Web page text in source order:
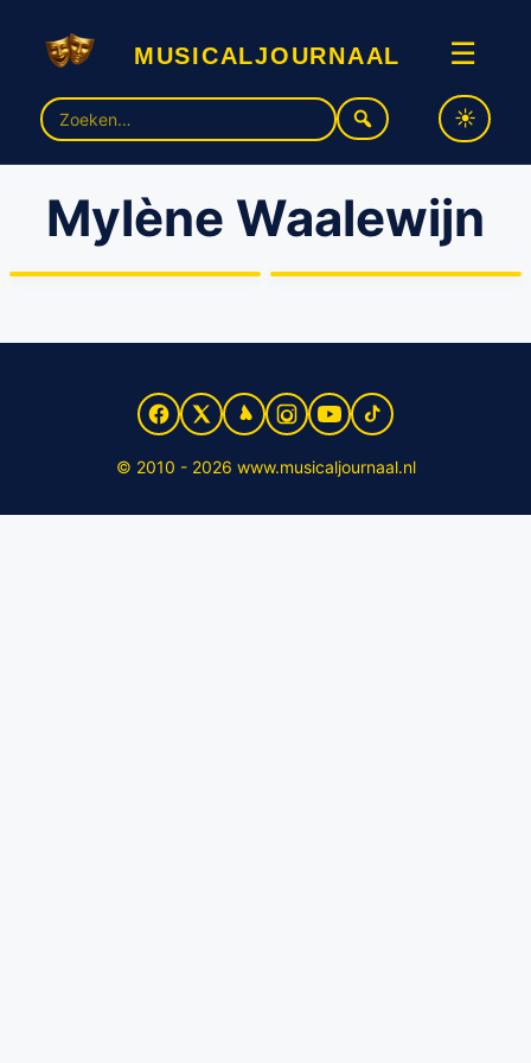
musicaljournaal ☰
Zoek
naar:
Mylène Waalewijn
Mylène en Rosanne komen
met gloednieuwe show
naar de theaters
Cast jeugdmusical Hotel de
© 2010 - 2026 www.musicaljournaal.nl